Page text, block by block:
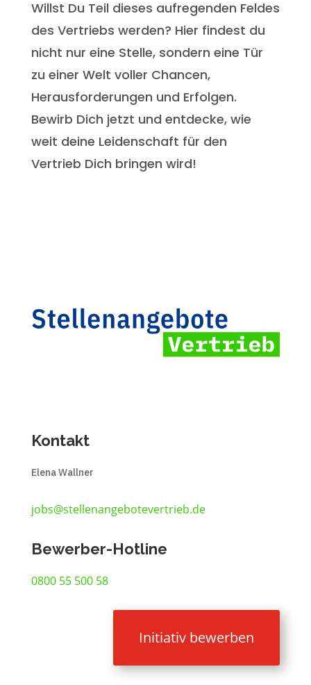
Willst Du Teil dieses aufregenden Feldes
des Vertriebs werden? Hier findest du
nicht nur eine Stelle, sondern eine Tür
zu einer Welt voller Chancen,
Herausforderungen und Erfolgen.
Bewirb Dich jetzt und entdecke, wie
weit deine Leidenschaft für den
Vertrieb Dich bringen wird!
Kontakt
Elena Wallner
jobs@stellenangebotevertrieb.de
Bewerber-Hotline
0800 55 500 58
Initiativ bewerben